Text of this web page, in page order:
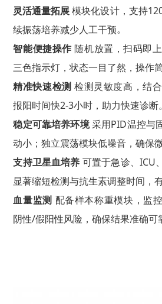
灵活通量拓展模块化设计，支持
续振荡培养减少人工干预。
智能便捷操作随机放置，扫码即
三色指示灯，状态一目了然，操作简
精准快速检测检测灵敏度高，结
报阳时间快2-3小时，助力快速诊断。
稳定可靠培养环境采用PID温控与
动小；独立震荡模块低噪音，确保
支持卫星血培养 可置于急诊、ICU
显著缩短检测与抗生素调整时间，
血量监测 配备样本称重模块，监
阴性/假阳性风险，确保结果准确可